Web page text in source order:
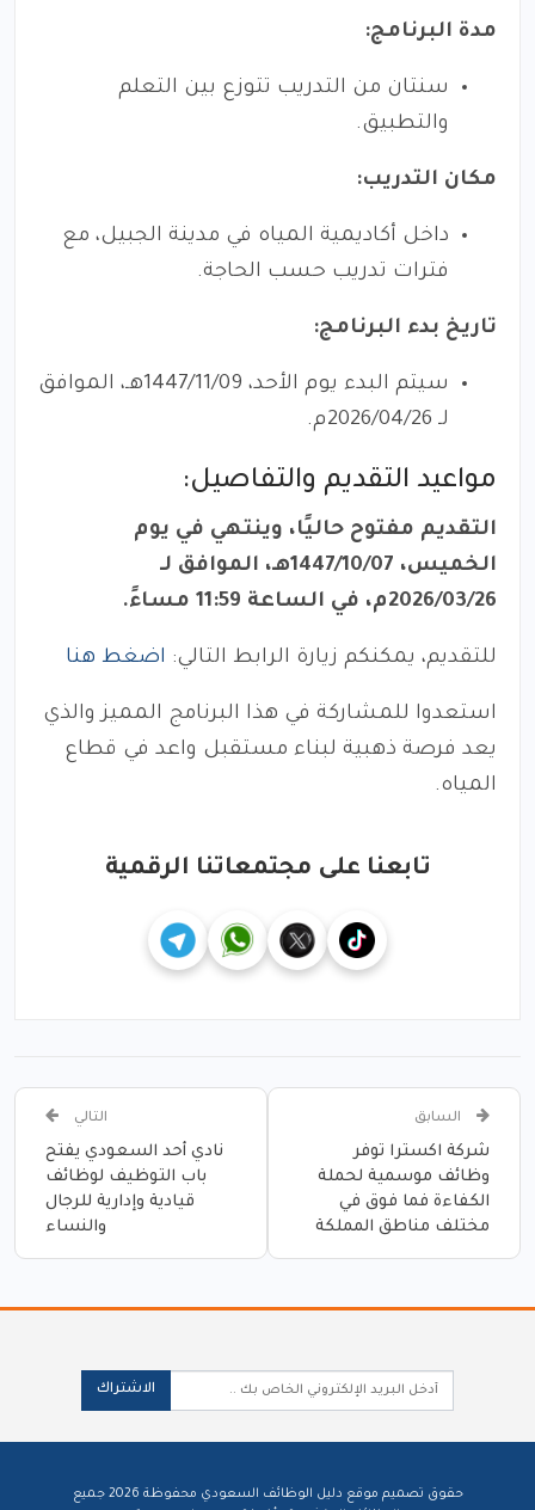
مدة البرنامج:
سنتان من التدريب تتوزع بين التعلم
والتطبيق.
مكان التدريب:
داخل أكاديمية المياه في مدينة الجبيل، مع
فترات تدريب حسب الحاجة.
تاريخ بدء البرنامج:
سيتم البدء يوم الأحد، 1447/11/09هـ، الموافق
لـ 2026/04/26م.
مواعيد التقديم والتفاصيل:
التقديم مفتوح حاليًا، وينتهي في يوم
الخميس، 1447/10/07هـ، الموافق لـ
2026/03/26م، في الساعة 11:59 مساءً.
للتقديم، يمكنكم زيارة الرابط التالي: اضغط هنا
استعدوا للمشاركة في هذا البرنامج المميز والذي
يعد فرصة ذهبية لبناء مستقبل واعد في قطاع
المياه.
تابعنا على مجتمعاتنا الرقمية
السابق
شركة اكسترا توفر
وظائف موسمية لحملة
الكفاءة فما فوق في
مختلف مناطق المملكة
التالي
نادي أحد السعودي يفتح
باب التوظيف لوظائف
قيادية وإدارية للرجال
والنساء
الاشتراك
حقوق تصميم موقع دليل الوظائف السعودي محفوظة 2026 جميع